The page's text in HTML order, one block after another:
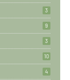
3
9
3
10
4